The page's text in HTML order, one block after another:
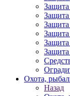
Защита
Защита
Охота,
Назад